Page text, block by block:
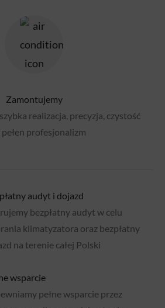
Zamontujemy
realizacja, precyzja, czystość
pełen profesjonalizm
audyt i dojazd
bezpłatny audyt w celu
klimatyzatora oraz bezpłatny
na terenie całej Polski
wsparcie
pełne wsparcie przez